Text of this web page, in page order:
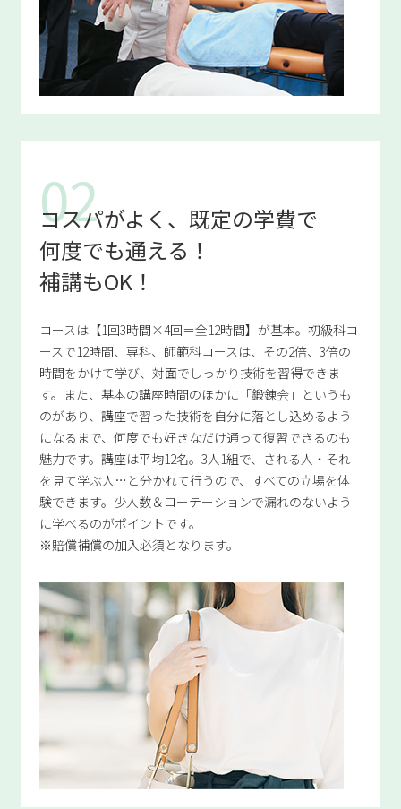
コスパがよく、既定の学費で
何度でも通える！
補講もOK！
コースは【1回3時間×4回＝全12時間】が基本。初級科コ
ースで12時間、専科、師範科コースは、その2倍、3倍の
時間をかけて学び、対面でしっかり技術を習得できま
す。また、基本の講座時間のほかに「鍛錬会」というも
のがあり、講座で習った技術を自分に落とし込めるよう
になるまで、何度でも好きなだけ通って復習できるのも
魅力です。講座は平均12名。3人1組で、される人・それ
を見て学ぶ人…と分かれて行うので、すべての立場を体
験できます。少人数＆ローテーションで漏れのないよう
に学べるのがポイントです。
※賠償補償の加入必須となります。